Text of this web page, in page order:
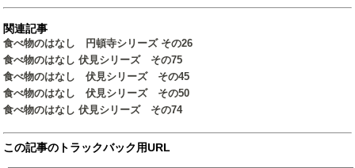
関連記事
食べ物のはなし 円頓寺シリーズ その26
食べ物のはなし 伏見シリーズ その75
食べ物のはなし 伏見シリーズ その45
食べ物のはなし 伏見シリーズ その50
食べ物のはなし 伏見シリーズ その74
この記事のトラックバック用URL